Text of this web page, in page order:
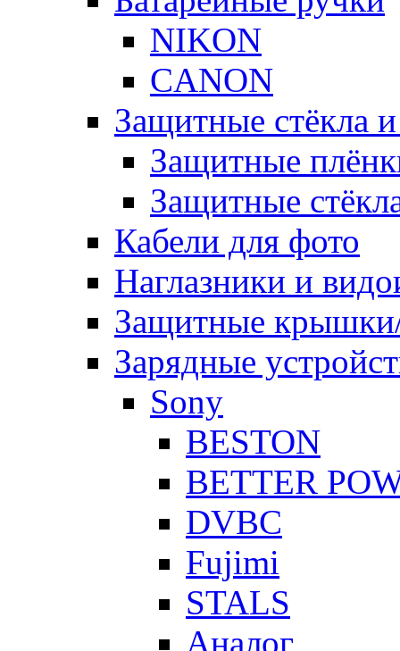
NIKON
CANON
Защитные стёкла
Защитные
Защитные
Кабели для фото
Наглазники и
Защитные
Зарядные
Sony
BESTON
BETTER
DVBC
Fujimi
STALS
Аналог